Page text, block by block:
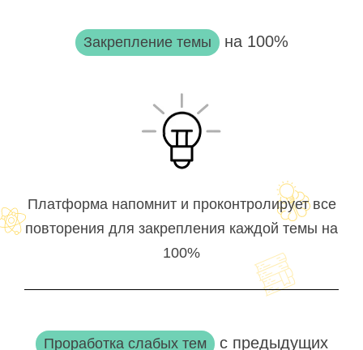
Закрепление темы на 100%
Платформа напомнит и проконтролирует все
повторения для закрепления каждой темы на
100%
Проработка слабых тем с предыдущих